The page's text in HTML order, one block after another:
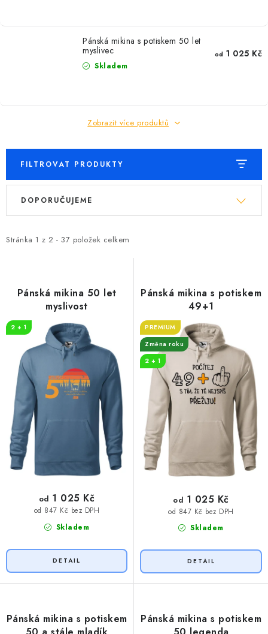
Pánská mikina s potiskem 50 let
myslivec
Skladem
od 1 025 Kč
Zobrazit více produktů
FILTROVAT PRODUKTY
V
i
d
Stránka 1 z 2 - 37 položek celkem
Ř
e
o
ů
DOPORUČUJEME
Pánská mikina 50 let
myslivost
2 + 1
Skladem
od 847 Kč bez DPH
od 1 025 Kč
Pánská mikina s potiskem
49+1
PREMIUM
Změna roku
2 + 1
Skladem
od 847 Kč bez DPH
od 1 025 Kč
Pánská mikina s potiskem
Pánská mikina s potiskem